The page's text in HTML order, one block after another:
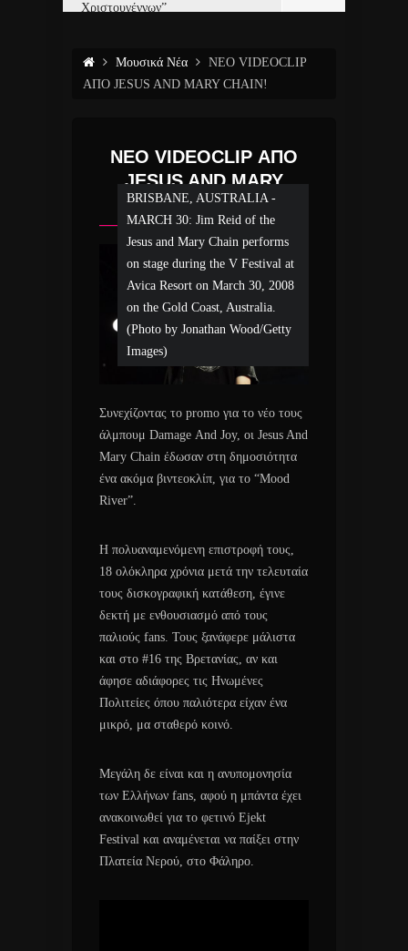
Χριστουγέννων”
Μουσικά Νέα
NEO VIDEOCLIP
ΑΠΟ JESUS AND MARY CHAIN!
NEO VIDEOCLIP ΑΠΟ
JESUS AND MARY
CHAIN!
BRISBANE, AUSTRALIA -
MARCH 30: Jim Reid of the
Jesus and Mary Chain performs
on stage during the V Festival at
Avica Resort on March 30, 2008
on the Gold Coast, Australia.
(Photo by Jonathan Wood/Getty
Images)
Συνεχίζοντας το promo για το νέο τους
άλμπουμ Damage Αnd Joy, οι Jesus And
Mary Chain έδωσαν στη δημοσιότητα
ένα ακόμα βιντεοκλίπ, για το “Mood
River”.
Η πολυαναμενόμενη επιστροφή τους,
18 ολόκληρα χρόνια μετά την τελευταία
τους δισκογραφική κατάθεση, έγινε
δεκτή με ενθουσιασμό από τους
παλιούς fans. Τους ξανάφερε μάλιστα
και στο #16 της Βρετανίας, αν και
άφησε αδιάφορες τις Ηνωμένες
Πολιτείες όπου παλιότερα είχαν ένα
μικρό, μα σταθερό κοινό.
Μεγάλη δε είναι και η ανυπομονησία
των Ελλήνων fans, αφού η μπάντα έχει
ανακοινωθεί για το φετινό Ejekt
Festival και αναμένεται να παίξει στην
Πλατεία Νερού, στο Φάληρο.